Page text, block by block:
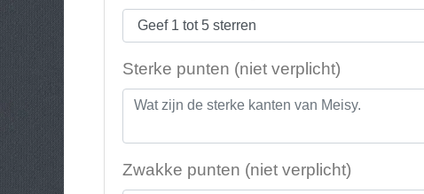
Sterke punten (niet verplicht)
Zwakke punten (niet verplicht)